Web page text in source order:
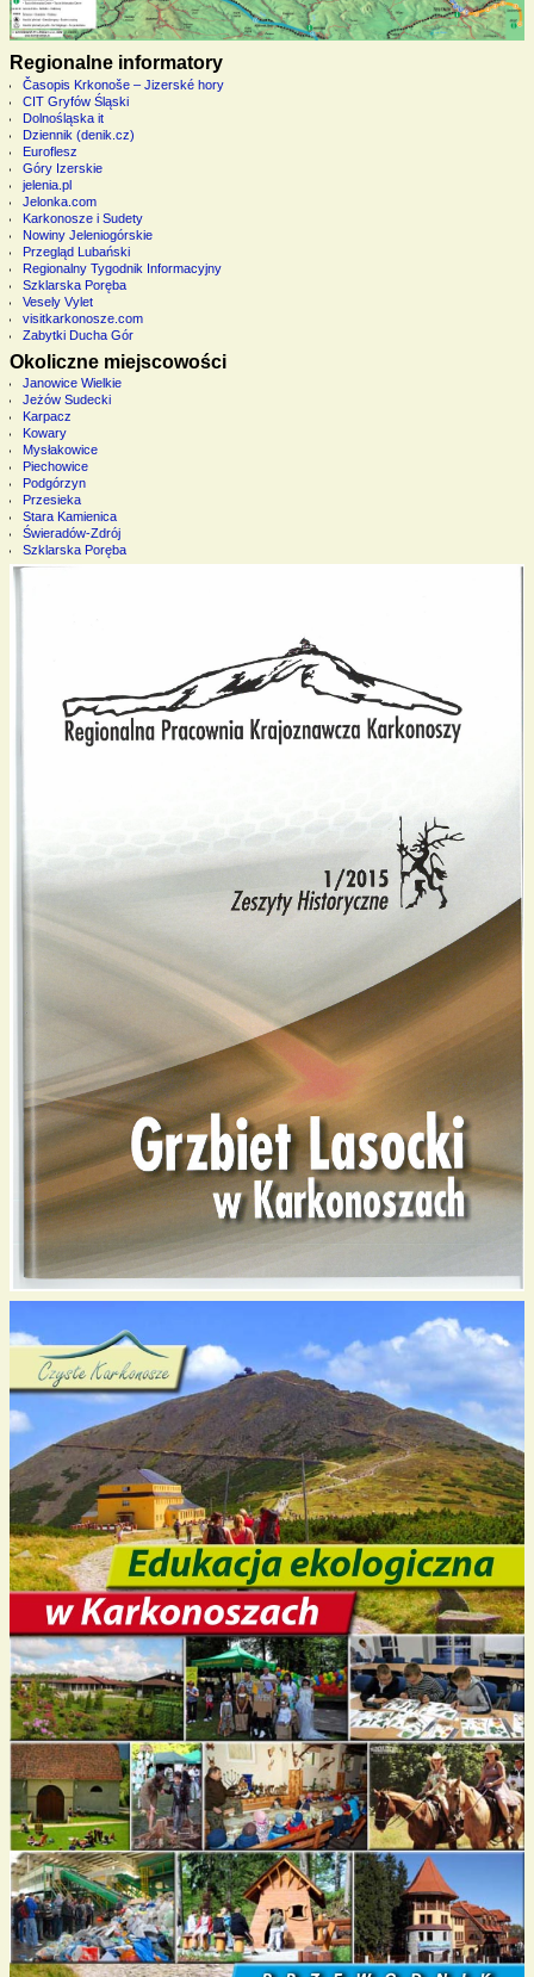
Regionalne informatory
Časopis Krkonoše – Jizerské hory
CIT Gryfów Śląski
Dolnośląska it
Dziennik (denik.cz)
Euroflesz
Góry Izerskie
jelenia.pl
Jelonka.com
Karkonosze i Sudety
Nowiny Jeleniogórskie
Przegląd Lubański
Regionalny Tygodnik Informacyjny
Szklarska Poręba
Vesely Vylet
visitkarkonosze.com
Zabytki Ducha Gór
Okoliczne miejscowości
Janowice Wielkie
Jeżów Sudecki
Karpacz
Kowary
Mysłakowice
Piechowice
Podgórzyn
Przesieka
Stara Kamienica
Świeradów-Zdrój
Szklarska Poręba